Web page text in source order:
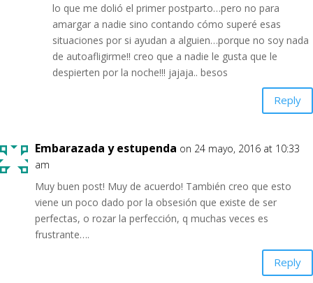
lo que me dolió el primer postparto…pero no para
amargar a nadie sino contando cómo superé esas
situaciones por si ayudan a alguien…porque no soy nada
de autoafligirme!! creo que a nadie le gusta que le
despierten por la noche!!! jajaja.. besos
Reply
Embarazada y estupenda on 24 mayo, 2016 at 10:33
am
Muy buen post! Muy de acuerdo! También creo que esto
viene un poco dado por la obsesión que existe de ser
perfectas, o rozar la perfección, q muchas veces es
frustrante….
Reply